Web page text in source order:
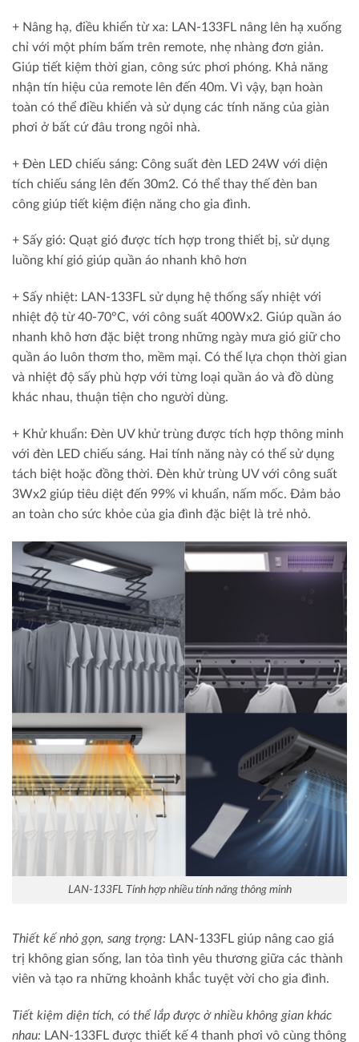
+ Nâng hạ, điều khiển từ xa: LAN-133FL nâng lên hạ xuống
chỉ với một phím bấm trên remote, nhẹ nhàng đơn giản.
Giúp tiết kiệm thời gian, công sức phơi phóng. Khả năng
nhận tín hiệu của remote lên đến 40m. Vì vậy, bạn hoàn
toàn có thể điều khiển và sử dụng các tính năng của giàn
phơi ở bất cứ đâu trong ngôi nhà.
+ Đèn LED chiếu sáng: Công suất đèn LED 24W với diện
tích chiếu sáng lên đến 30m2. Có thể thay thế đèn ban
công giúp tiết kiệm điện năng cho gia đình.
+ Sấy gió: Quạt gió được tích hợp trong thiết bị, sử dụng
luồng khí gió giúp quần áo nhanh khô hơn
+ Sấy nhiệt: LAN-133FL sử dụng hệ thống sấy nhiệt với
nhiệt độ từ 40-70°C, với công suất 400Wx2. Giúp quần áo
nhanh khô hơn đặc biệt trong những ngày mưa gió giữ cho
quần áo luôn thơm tho, mềm mại. Có thể lựa chọn thời gian
và nhiệt độ sấy phù hợp với từng loại quần áo và đồ dùng
khác nhau, thuận tiện cho người dùng.
+ Khử khuẩn: Đèn UV khử trùng được tích hợp thông minh
với đèn LED chiếu sáng. Hai tính năng này có thể sử dụng
tách biệt hoặc đồng thời. Đèn khử trùng UV với công suất
3Wx2 giúp tiêu diệt đến 99% vi khuẩn, nấm mốc. Đảm bảo
an toàn cho sức khỏe của gia đình đặc biệt là trẻ nhỏ.
LAN-133FL Tính hợp nhiều tính năng thông minh
Thiết kế nhỏ gọn, sang trọng: LAN-133FL giúp nâng cao giá
trị không gian sống, lan tỏa tình yêu thương giữa các thành
viên và tạo ra những khoảnh khắc tuyệt vời cho gia đình.
Tiết kiệm diện tích, có thể lắp được ở nhiều không gian khác
nhau: LAN-133FL được thiết kế 4 thanh phơi vô cùng thông